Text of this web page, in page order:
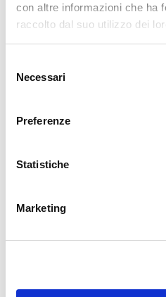
con altre informazioni che ha
raccolto dal suo utilizzo dei
delNecessari
Preferenze
Statistiche
Marketing
tecnico@paperbagmachine-
commerciale@paperbagmachine-